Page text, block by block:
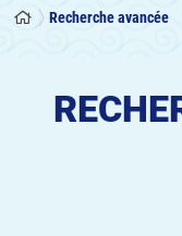
Recherche avancée